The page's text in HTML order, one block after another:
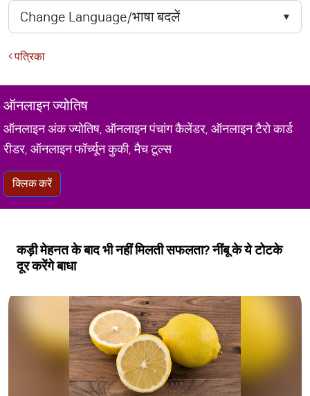
पत्रिका
ऑनलाइन ज्योतिष
ऑनलाइन अंक ज्योतिष, ऑनलाइन पंचांग कैलेंडर, ऑनलाइन टैरो कार्ड
रीडर, ऑनलाइन फॉर्च्यून कुकी, मैच टूल्स
क्लिक करें
कड़ी मेहनत के बाद भी नहीं मिलती सफलता? नींबू के ये टोटके
दूर करेंगे बाधा